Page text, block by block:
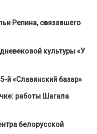
Репина, связавшего
культуры «У
й «Славянский базар»
работы Шагала
белорусской